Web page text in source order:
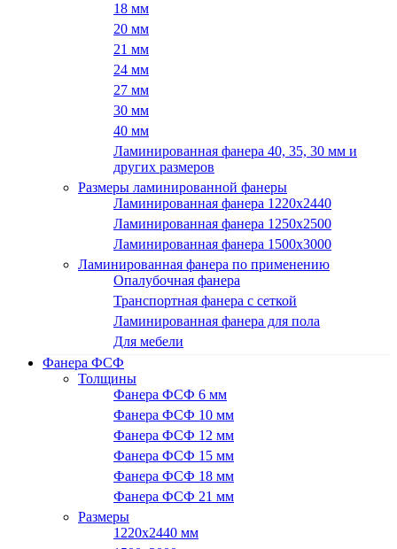
18 мм
20 мм
21 мм
24 мм
27 мм
30 мм
40 мм
Ламинированная фанера 40, 35, 30 мм и
других размеров
Размеры ламинированной фанеры
Ламинированная фанера 1220x2440
Ламинированная фанера 1250х2500
Ламинированная фанера 1500x3000
Ламинированная фанера по применению
Опалубочная фанера
Транспортная фанера с сеткой
Ламинированная фанера для пола
Для мебели
Фанера ФСФ
Толщины
Фанера ФСФ 6 мм
Фанера ФСФ 10 мм
Фанера ФСФ 12 мм
Фанера ФСФ 15 мм
Фанера ФСФ 18 мм
Фанера ФСФ 21 мм
Размеры
1220х2440 мм